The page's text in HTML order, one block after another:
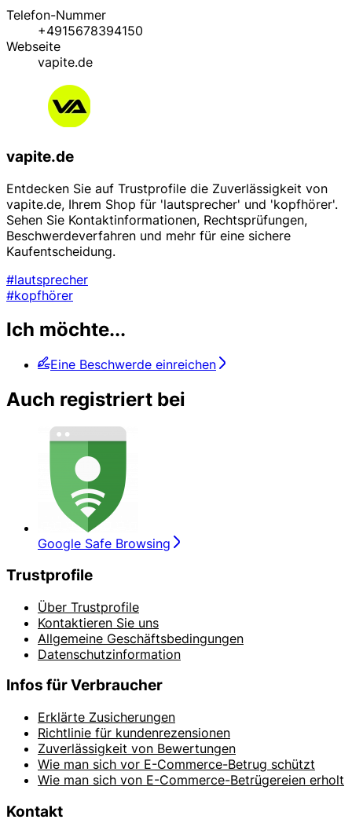
Telefon-Nummer
+4915678394150
Webseite
vapite.de
vapite.de
Entdecken Sie auf Trustprofile die Zuverlässigkeit von
vapite.de, Ihrem Shop für 'lautsprecher' und 'kopfhörer'.
Sehen Sie Kontaktinformationen, Rechtsprüfungen,
Beschwerdeverfahren und mehr für eine sichere
Kaufentscheidung.
#lautsprecher
#kopfhörer
Ich möchte...
Eine Beschwerde einreichen
Auch registriert bei
Google Safe Browsing
Trustprofile
Über Trustprofile
Kontaktieren Sie uns
Allgemeine Geschäftsbedingungen
Datenschutzinformation
Infos für Verbraucher
Erklärte Zusicherungen
Richtlinie für kundenrezensionen
Zuverlässigkeit von Bewertungen
Wie man sich vor E-Commerce-Betrug schützt
Wie man sich von E-Commerce-Betrügereien erholt
Kontakt